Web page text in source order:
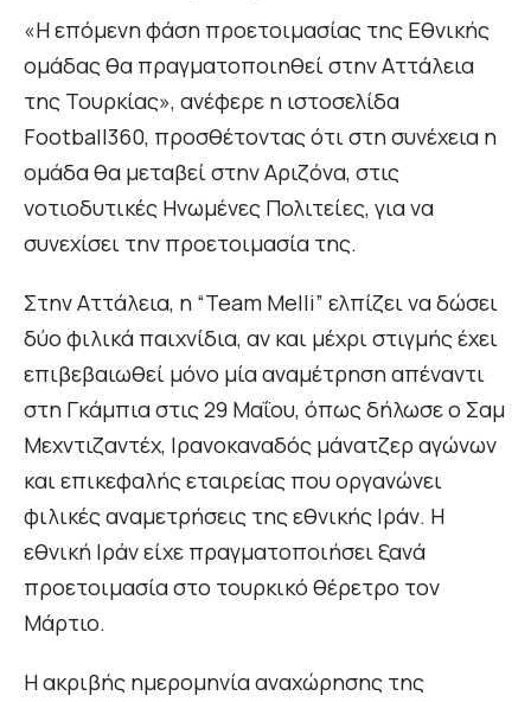
«Η επόμενη φάση προετοιμασίας της Εθνικής
ομάδας θα πραγματοποιηθεί στην Αττάλεια
της Τουρκίας», ανέφερε η ιστοσελίδα
Football360, προσθέτοντας ότι στη συνέχεια η
ομάδα θα μεταβεί στην Αριζόνα, στις
νοτιοδυτικές Ηνωμένες Πολιτείες, για να
συνεχίσει την προετοιμασία της.
Στην Αττάλεια, η “Team Melli” ελπίζει να δώσει
δύο φιλικά παιχνίδια, αν και μέχρι στιγμής έχει
επιβεβαιωθεί μόνο μία αναμέτρηση απέναντι
στη Γκάμπια στις 29 Μαΐου, όπως δήλωσε ο Σαμ
Μεχντιζαντέχ, Ιρανοκαναδός μάνατζερ αγώνων
και επικεφαλής εταιρείας που οργανώνει
φιλικές αναμετρήσεις της εθνικής Ιράν. Η
εθνική Ιράν είχε πραγματοποιήσει ξανά
προετοιμασία στο τουρκικό θέρετρο τον
Μάρτιο.
Η ακριβής ημερομηνία αναχώρησης της